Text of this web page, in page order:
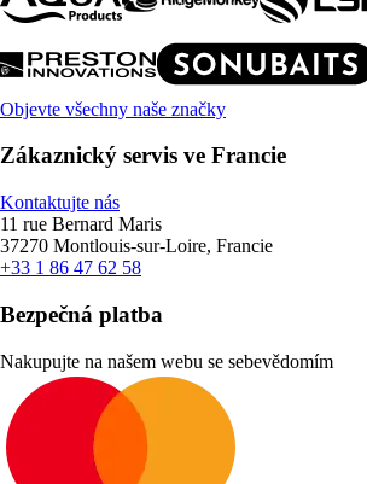
Objevte všechny naše značky
Zákaznický servis ve Francie
Kontaktujte nás
11 rue Bernard Maris
37270 Montlouis-sur-Loire, Francie
+33 1 86 47 62 58
Bezpečná platba
Nakupujte na našem webu se sebevědomím